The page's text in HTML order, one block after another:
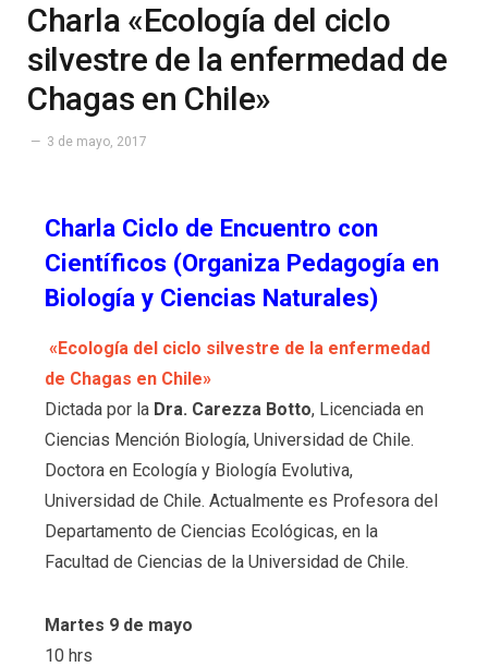
Charla «Ecología del ciclo
silvestre de la enfermedad de
Chagas en Chile»
3 de mayo, 2017
Charla Ciclo de Encuentro con
Científicos (Organiza Pedagogía en
Biología y Ciencias Naturales)
«Ecología del ciclo silvestre de la enfermedad
de Chagas en Chile»
Dictada por la Dra. Carezza Botto, Licenciada en
Ciencias Mención Biología, Universidad de Chile.
Doctora en Ecología y Biología Evolutiva,
Universidad de Chile. Actualmente es Profesora del
Departamento de Ciencias Ecológicas, en la
Facultad de Ciencias de la Universidad de Chile.
Martes 9 de mayo
10 hrs